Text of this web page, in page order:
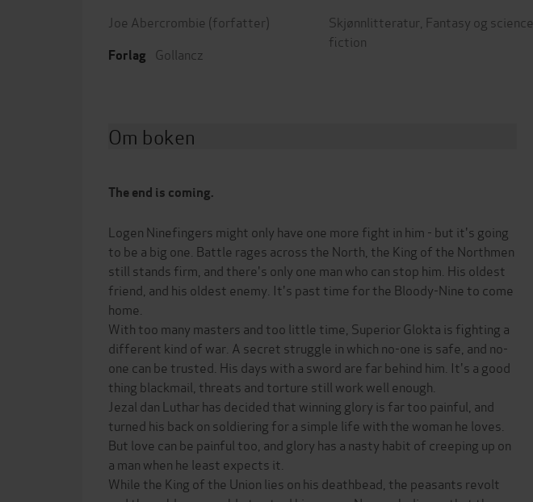
Joe Abercrombie (forfatter)
Forlag Gollancz
Skjønnlitteratur Fantasy og science
fiction
Om boken
The end is coming.
Logen Ninefingers might only have one more fight in him - but it's going
to be a big one. Battle rages across the North, the King of the Northmen
still stands firm, and there's only one man who can stop him. His oldest
friend, and his oldest enemy. It's past time for the Bloody-Nine to come
home.
With too many masters and too little time, Superior Glokta is fighting a
different kind of war. A secret struggle in which no-one is safe, and no-
one can be trusted. His days with a sword are far behind him. It's a good
thing blackmail, threats and torture still work well enough.
Jezal dan Luthar has decided that winning glory is far too painful, and
turned his back on soldiering for a simple life with the woman he loves.
But love can be painful too, and glory has a nasty habit of creeping up on
a man when he least expects it.
While the King of the Union lies on his deathbead, the peasants revolt